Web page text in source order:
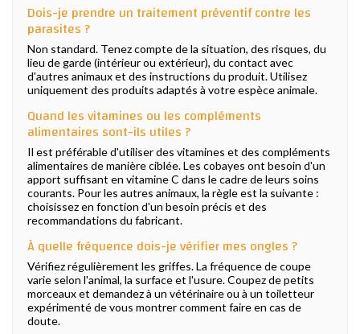
Dois-je prendre un traitement préventif contre les
parasites ?
Non standard. Tenez compte de la situation, des risques, du
lieu de garde (intérieur ou extérieur), du contact avec
d'autres animaux et des instructions du produit. Utilisez
uniquement des produits adaptés à votre espèce animale.
Quand les vitamines ou les compléments
alimentaires sont-ils utiles ?
Il est préférable d'utiliser des vitamines et des compléments
alimentaires de manière ciblée. Les cobayes ont besoin d'un
apport suffisant en vitamine C dans le cadre de leurs soins
courants. Pour les autres animaux, la règle est la suivante :
choisissez en fonction d'un besoin précis et des
recommandations du fabricant.
À quelle fréquence dois-je vérifier mes ongles ?
Vérifiez régulièrement les griffes. La fréquence de coupe
varie selon l'animal, la surface et l'usure. Coupez de petits
morceaux et demandez à un vétérinaire ou à un toiletteur
expérimenté de vous montrer comment faire en cas de
doute.